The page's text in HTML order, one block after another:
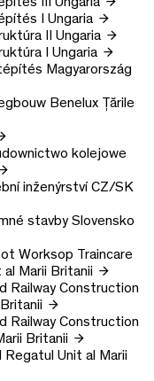
I Ungaria
II Ungaria
I Ungaria
Magyarország
Benelux Țările
kolejowe
inženýrství CZ/SK
stavby Slovensko
Worksop Traincare
Marii Britanii
Railway Construction
Railway Construction
Britanii
Regatul Unit al Marii